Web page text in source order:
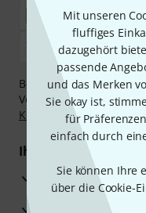
Mit unseren
fluffiges
dazugehört
passende
und das Merken
Sie okay ist,
für
einfach durch
Sie können Ihre
über die Cookie-
Bezahlen Sie
Vorkasse, PayPal,
Klarna Ratenzahlung
Ihre Vorteile
3 Jahre Thomann
30 Tage Money-